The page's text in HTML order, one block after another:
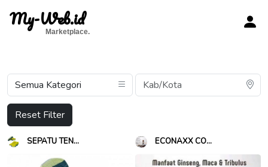
My-Web.id
Marketplace.
Reset Filter
SEPATU TEN... ECONAXX CO...